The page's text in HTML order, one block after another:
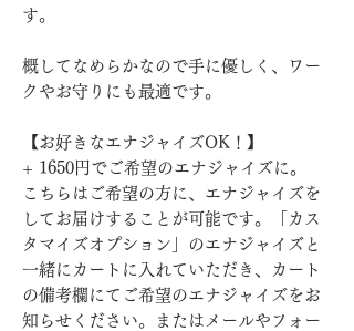
す。
概してなめらかなので手に優しく、ワー
クやお守りにも最適です。
【お好きなエナジャイズOK！】
+ 1650円でご希望のエナジャイズに。
こちらはご希望の方に、エナジャイズを
してお届けすることが可能です。「カス
タマイズオプション」のエナジャイズと
一緒にカートに入れていただき、カート
の備考欄にてご希望のエナジャイズをお
知らせください。またはメールやフォー